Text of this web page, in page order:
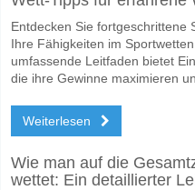
Wofür ist die richtige
Auf der riskanten Seite, können
Entdecken Sie fortgeschrittene
Ihre Fähigkeiten im
umfassende Leitfaden bietet
die ihre Gewinne maximieren
Weiterlesen
Wie man auf die
wettet: Ein detaillierter